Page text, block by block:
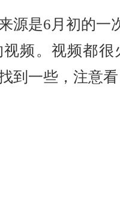
源是6月初的一
视频。视频都
到一些，注意